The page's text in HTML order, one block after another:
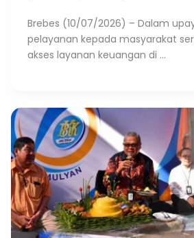
Brebes (10/07/2026) – Dalam
pelayanan kepada masyarakat
akses layanan keuangan di ...